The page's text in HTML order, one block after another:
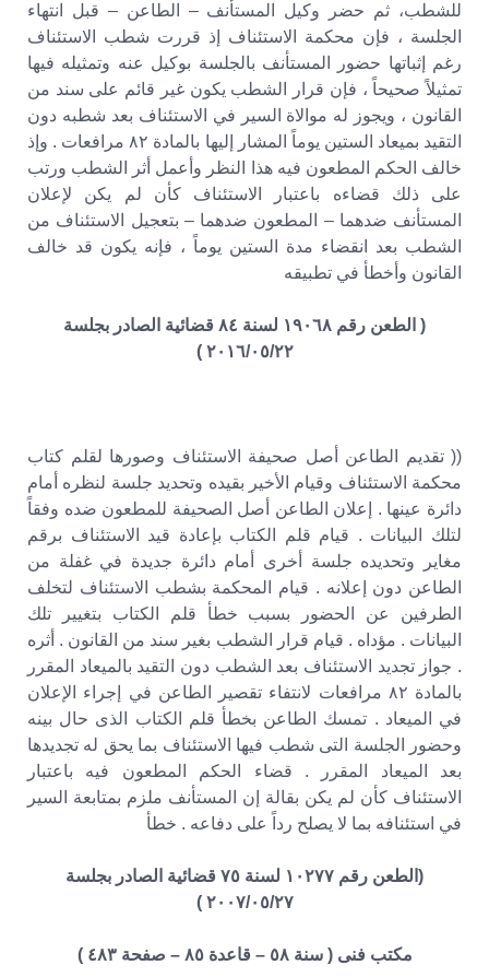
للشطب، ثم حضر وكيل المستأنف – الطاعن – قبل انتهاء
الجلسة ، فإن محكمة الاستئناف إذ قررت شطب الاستئناف
رغم إثباتها حضور المستأنف بالجلسة بوكيل عنه وتمثيله فيها
تمثيلاً صحيحاً ، فإن قرار الشطب يكون غير قائم على سند من
القانون ، ويجوز له موالاة السير في الاستئناف بعد شطبه دون
التقيد بميعاد الستين يوماً المشار إليها بالمادة ٨٢ مرافعات . وإذ
خالف الحكم المطعون فيه هذا النظر وأعمل أثر الشطب ورتب
على ذلك قضاءه باعتبار الاستئناف كأن لم يكن لإعلان
المستأنف ضدهما – المطعون ضدهما – بتعجيل الاستئناف من
الشطب بعد انقضاء مدة الستين يوماً ، فإنه يكون قد خالف
القانون وأخطأ في تطبيقه
( الطعن رقم ١٩٠٦٨ لسنة ٨٤ قضائية الصادر بجلسة
٢٠١٦/٠٥/٢٢ )
(( تقديم الطاعن أصل صحيفة الاستئناف وصورها لقلم كتاب
محكمة الاستئناف وقيام الأخير بقيده وتحديد جلسة لنظره أمام
دائرة عينها . إعلان الطاعن أصل الصحيفة للمطعون ضده وفقاً
لتلك البيانات . قيام قلم الكتاب بإعادة قيد الاستئناف برقم
مغاير وتحديده جلسة أخرى أمام دائرة جديدة في غفلة من
الطاعن دون إعلانه . قيام المحكمة بشطب الاستئناف لتخلف
الطرفين عن الحضور بسبب خطأ قلم الكتاب بتغيير تلك
البيانات . مؤداه . قيام قرار الشطب بغير سند من القانون . أثره
. جواز تجديد الاستئناف بعد الشطب دون التقيد بالميعاد المقرر
بالمادة ٨٢ مرافعات لانتفاء تقصير الطاعن في إجراء الإعلان
في الميعاد . تمسك الطاعن بخطأ قلم الكتاب الذى حال بينه
وحضور الجلسة التى شطب فيها الاستئناف بما يحق له تجديدها
بعد الميعاد المقرر . قضاء الحكم المطعون فيه باعتبار
الاستئناف كأن لم يكن بقالة إن المستأنف ملزم بمتابعة السير
في استئنافه بما لا يصلح رداً على دفاعه . خطأ
(الطعن رقم ١٠٢٧٧ لسنة ٧٥ قضائية الصادر بجلسة
٢٠٠٧/٠٥/٢٧ )
مكتب فنى ( سنة ٥٨ – قاعدة ٨٥ – صفحة ٤٨٣ )